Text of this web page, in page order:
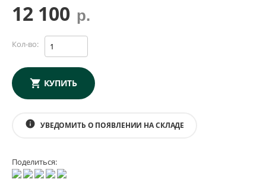
12 100 р.
Кол-во:
КУПИТЬ
info УВЕДОМИТЬ О ПОЯВЛЕНИИ НА СКЛАДЕ
Поделиться: